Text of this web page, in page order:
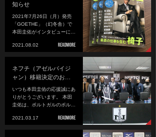
知らせ
2021年7月26日（月）発売
「GOETHE」（幻冬舎）で
本田圭佑がインタビューに…
2021.08.02
ネフチ（アゼルバイジ
ャン）移籍決定のお…
いつも本田圭佑の応援誠にあ
りがとうございます。 本田
圭佑は、ポルトガルのポル…
2021.03.17